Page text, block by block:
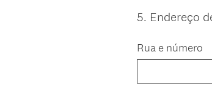
Question
5. Endereço
Rua e número